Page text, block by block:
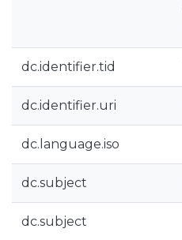
dc.identifier.tid
dc.identifier.uri
dc.language.iso
dc.subject
dc.subject